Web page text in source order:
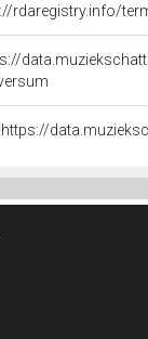
rdaregistry.info/